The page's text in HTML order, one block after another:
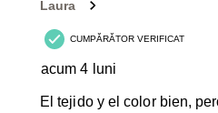
Laura
CUMPĂRĂTOR VERIFICAT
acum 4 luni
El tejido y el color bien,